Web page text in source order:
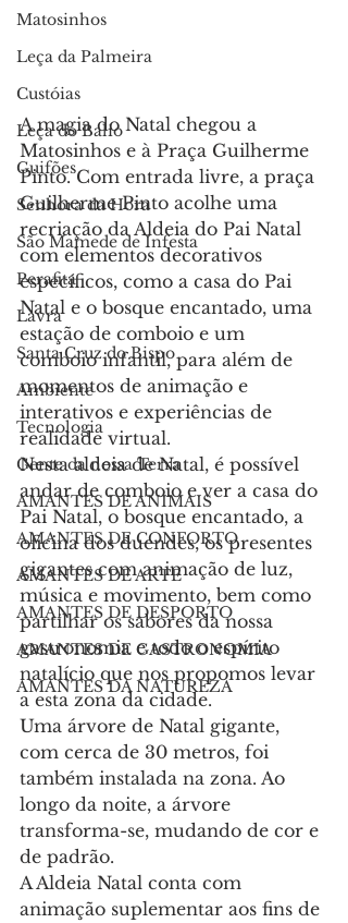
Matosinhos
Leça da Palmeira
Custóias
Leça do Balio
Guifões
Senhora da Hora
São Mamede de Infesta
Perafita
Lavra
Santa Cruz do Bispo
Ambiente
Tecnologia
Gente da nossa Terra
AMANTES DE ANIMAIS
AMANTES DE CONFORTO
AMANTES DE ARTE
AMANTES DE DESPORTO
AMANTES DE GASTRONOMIA
AMANTES DA NATUREZA
A magia do Natal chegou a
Matosinhos e à Praça Guilherme
Pinto. Com entrada livre, a praça
Guilherme Pinto acolhe uma
recriação da Aldeia do Pai Natal
com elementos decorativos
específicos, como a casa do Pai
Natal e o bosque encantado, uma
estação de comboio e um
comboio infantil, para além de
momentos de animação e
interativos e experiências de
realidade virtual.
Nesta aldeia de Natal, é possível
andar de comboio e ver a casa do
Pai Natal, o bosque encantado, a
oficina dos duendes, os presentes
gigantes com animação de luz,
música e movimento, bem como
partilhar os sabores da nossa
gastronomia e todo o espírito
natalício que nos propomos levar
a esta zona da cidade.
Uma árvore de Natal gigante,
com cerca de 30 metros, foi
também instalada na zona. Ao
longo da noite, a árvore
transforma-se, mudando de cor e
de padrão.
A Aldeia Natal conta com
animação suplementar aos fins de